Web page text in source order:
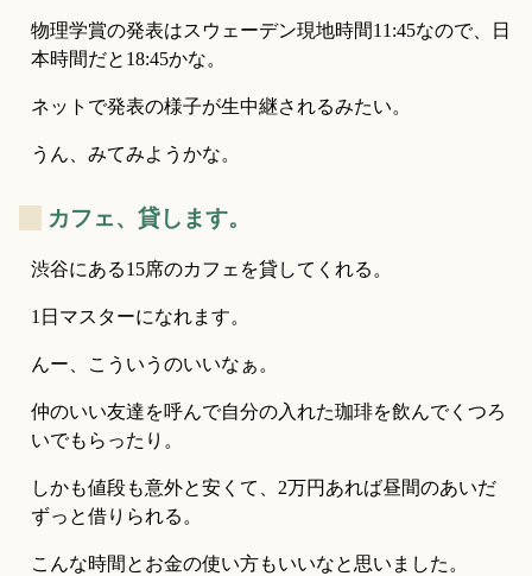
物理学賞の発表はスウェーデン現地時間11:45なので、日
本時間だと18:45かな。
ネットで発表の様子が生中継されるみたい。
うん、みてみようかな。
カフェ、貸します。
渋谷にある15席のカフェを貸してくれる。
1日マスターになれます。
んー、こういうのいいなぁ。
仲のいい友達を呼んで自分の入れた珈琲を飲んでくつろ
いでもらったり。
しかも値段も意外と安くて、2万円あれば昼間のあいだ
ずっと借りられる。
こんな時間とお金の使い方もいいなと思いました。